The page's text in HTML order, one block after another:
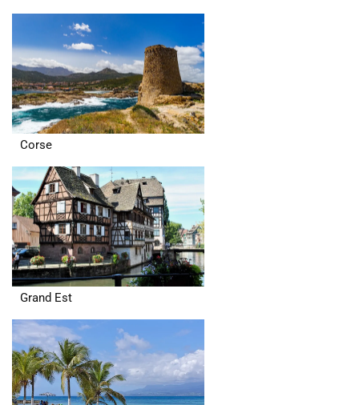
Corse
Grand Est